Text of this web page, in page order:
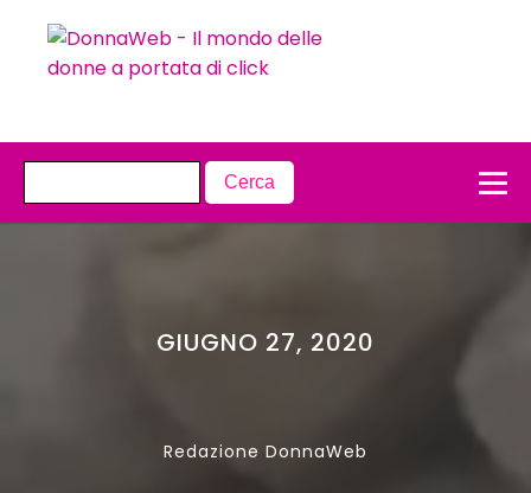
GIUGNO 27, 2020
Redazione DonnaWeb